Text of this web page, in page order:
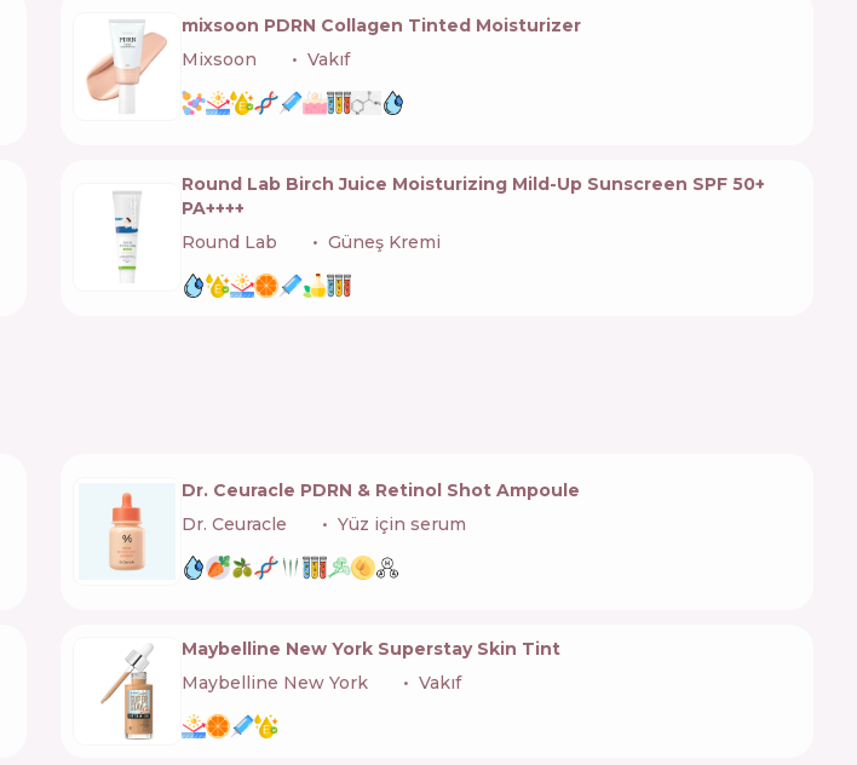
mixsoon PDRN Collagen Tinted Moisturizer
Mixsoon
Vakıf
Round Lab Birch Juice Moisturizing Mild-Up Sunscreen SPF 50+
PA++++
Round Lab
Güneş Kremi
Dr. Ceuracle PDRN & Retinol Shot Ampoule
Dr. Ceuracle
Yüz için serum
Maybelline New York Superstay Skin Tint
Maybelline New York
Vakıf